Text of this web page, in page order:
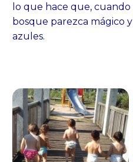
lo que hace que, cuando
bosque parezca mágico
azules.